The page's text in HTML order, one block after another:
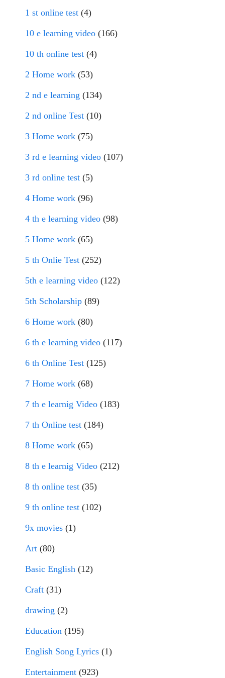
1 st online test (4)
10 e learning video (166)
10 th online test (4)
2 Home work (53)
2 nd e learning (134)
2 nd online Test (10)
3 Home work (75)
3 rd e learning video (107)
3 rd online test (5)
4 Home work (96)
4 th e learning video (98)
5 Home work (65)
5 th Onlie Test (252)
5th e learning video (122)
5th Scholarship (89)
6 Home work (80)
6 th e learning video (117)
6 th Online Test (125)
7 Home work (68)
7 th e learnig Video (183)
7 th Online test (184)
8 Home work (65)
8 th e learnig Video (212)
8 th online test (35)
9 th online test (102)
9x movies (1)
Art (80)
Basic English (12)
Craft (31)
drawing (2)
Education (195)
English Song Lyrics (1)
Entertainment (923)